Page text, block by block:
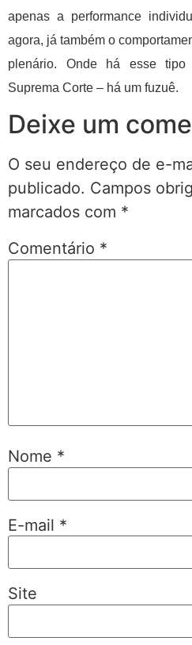
apenas a performance
agora, já também o
plenário. Onde há esse
Suprema Corte – há um fuzuê.
Deixe um
O seu endereço de e-
publicado. Campos
marcados com *
Comentário *
Nome *
E-mail *
Site